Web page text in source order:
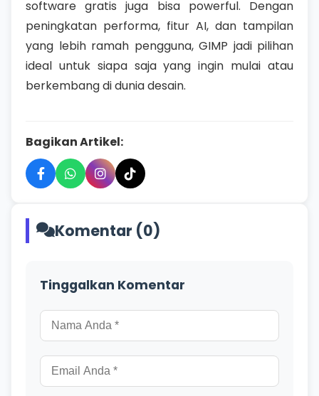
software gratis juga bisa powerful. Dengan
peningkatan performa, fitur AI, dan tampilan
yang lebih ramah pengguna, GIMP jadi pilihan
ideal untuk siapa saja yang ingin mulai atau
berkembang di dunia desain.
Bagikan Artikel:
Komentar (0)
Tinggalkan Komentar